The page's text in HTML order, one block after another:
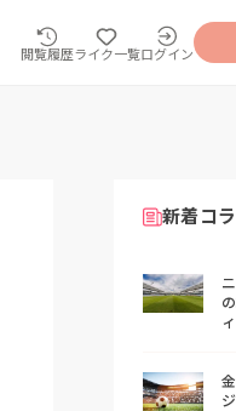
閲覧履歴ライク一覧ログイン
新着コ